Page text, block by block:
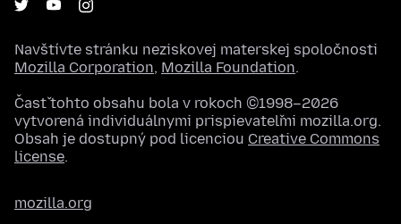
Navštívte stránku neziskovej materskej spoločnosti
Mozilla Corporation, Mozilla Foundation.
Časť tohto obsahu bola v rokoch ©1998–2026
vytvorená individuálnymi prispievateľmi mozilla.org.
Obsah je dostupný pod licenciou Creative Commons
license.
mozilla.org